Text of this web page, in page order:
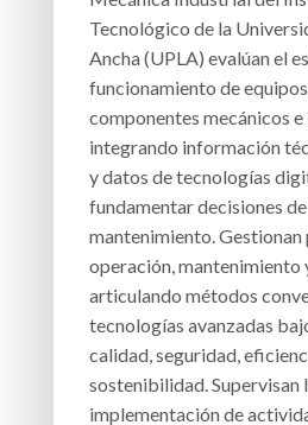
Tecnológico de la
Ancha (UPLA) evalúan el
funcionamiento de
componentes mecánicos
integrando información
y datos de tecnologías
fundamentar decisiones
mantenimiento. Gestionan
operación, mantenimiento
articulando métodos
tecnologías avanzadas
calidad, seguridad,
sostenibilidad. Supervisan
implementación de